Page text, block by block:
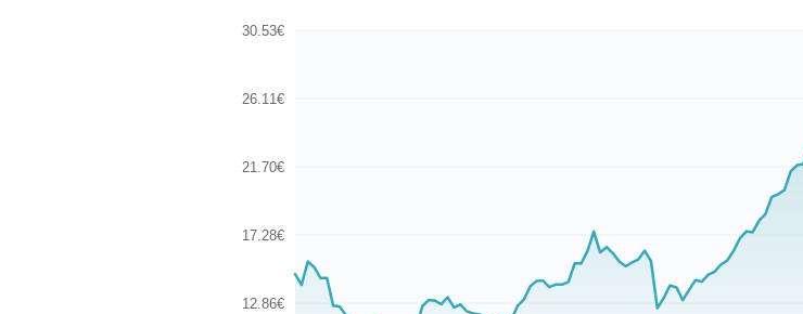
12.86€
17.28€
21.70€
26.11€
30.53€